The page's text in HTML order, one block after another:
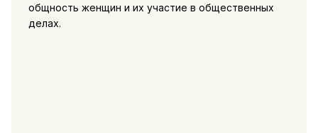
общность женщин и их участие в общественных
делах.